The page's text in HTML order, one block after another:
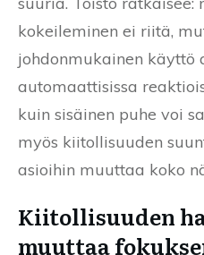
kokeileminen ei riitä,
johdonmukainen käyttö
automaattisissa
kuin sisäinen puhe voi
myös kiitollisuuden
asioihin muuttaa koko
Kiitollisuuden
muuttaa